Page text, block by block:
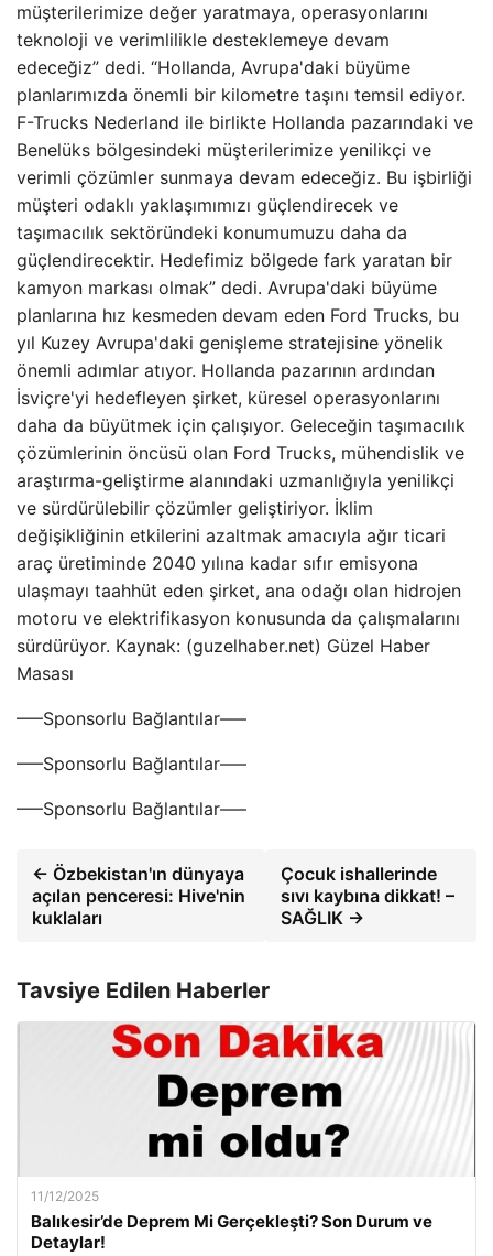
müşterilerimize değer yaratmaya, operasyonlarını
teknoloji ve verimlilikle desteklemeye devam
edeceğiz” dedi. “Hollanda, Avrupa'daki büyüme
planlarımızda önemli bir kilometre taşını temsil ediyor.
F-Trucks Nederland ile birlikte Hollanda pazarındaki ve
Benelüks bölgesindeki müşterilerimize yenilikçi ve
verimli çözümler sunmaya devam edeceğiz. Bu işbirliği
müşteri odaklı yaklaşımımızı güçlendirecek ve
taşımacılık sektöründeki konumumuzu daha da
güçlendirecektir. Hedefimiz bölgede fark yaratan bir
kamyon markası olmak” dedi. Avrupa'daki büyüme
planlarına hız kesmeden devam eden Ford Trucks, bu
yıl Kuzey Avrupa'daki genişleme stratejisine yönelik
önemli adımlar atıyor. Hollanda pazarının ardından
İsviçre'yi hedefleyen şirket, küresel operasyonlarını
daha da büyütmek için çalışıyor. Geleceğin taşımacılık
çözümlerinin öncüsü olan Ford Trucks, mühendislik ve
araştırma-geliştirme alanındaki uzmanlığıyla yenilikçi
ve sürdürülebilir çözümler geliştiriyor. İklim
değişikliğinin etkilerini azaltmak amacıyla ağır ticari
araç üretiminde 2040 yılına kadar sıfır emisyona
ulaşmayı taahhüt eden şirket, ana odağı olan hidrojen
motoru ve elektrifikasyon konusunda da çalışmalarını
sürdürüyor. Kaynak: (guzelhaber.net) Güzel Haber
Masası
—–Sponsorlu Bağlantılar—–
—–Sponsorlu Bağlantılar—–
—–Sponsorlu Bağlantılar—–
← Özbekistan'ın dünyaya
açılan penceresi: Hive'nin
kuklaları
Çocuk ishallerinde
sıvı kaybına dikkat! –
SAĞLIK →
Tavsiye Edilen Haberler
11/12/2025
Balıkesir’de Deprem Mi Gerçekleşti? Son Durum ve
Detaylar!